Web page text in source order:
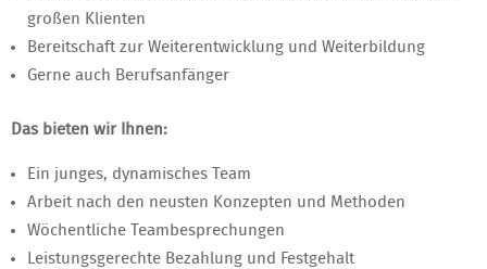
großen Klienten
Bereitschaft zur Weiterentwicklung und Weiterbildung
Gerne auch Berufsanfänger
Das bieten wir Ihnen:
Ein junges, dynamisches Team
Arbeit nach den neusten Konzepten und Methoden
Wöchentliche Teambesprechungen
Leistungsgerechte Bezahlung und Festgehalt